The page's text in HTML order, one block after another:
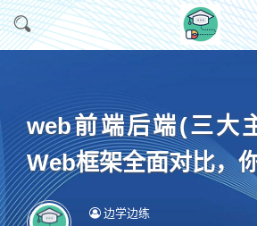
web前端后端(三大
Web框架全面对比，
边学边练